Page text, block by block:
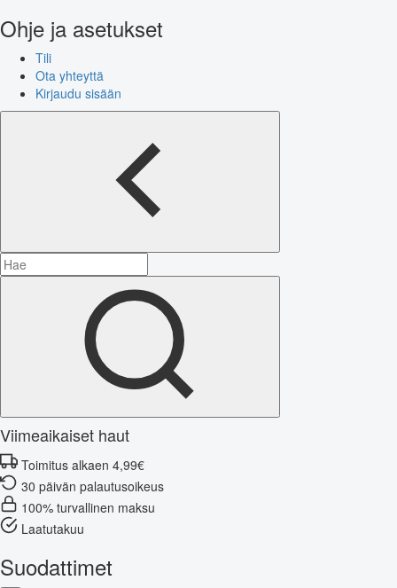
Ohje ja asetukset
Tili
Ota yhteyttä
Kirjaudu sisään
Viimeaikaiset haut
Toimitus alkaen 4,99€
30 päivän palautusoikeus
100% turvallinen maksu
Laatutakuu
Suodattimet